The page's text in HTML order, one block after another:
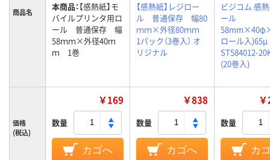
商品名 本商品：【感熱紙】モ
バイルプリンタ用ロ
ール 普通保存 幅
58ｍｍ×外径40ｍ
ｍ 1巻
【感熱紙】レジロー
ル 普通保存 幅80
ｍｍ×外径80ｍｍ
1パック（3巻入） オ
リジナル
ビジコム 感
ール
ロール入)65μ
ST584012-
(20巻入)
価格
(税込)
￥169
数量
カゴへ
￥838
数量
カゴへ
数量
カ